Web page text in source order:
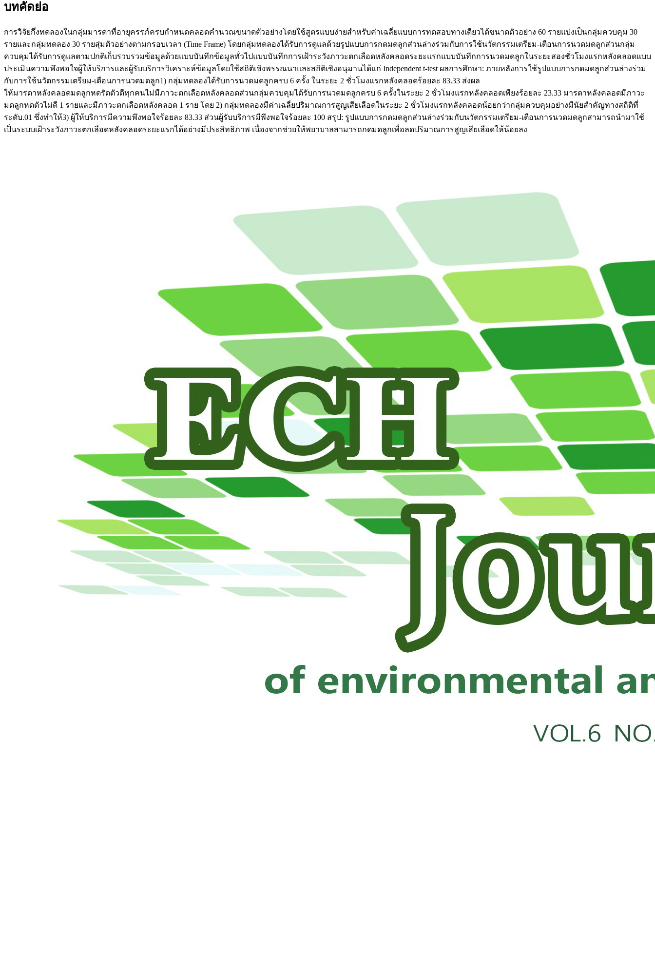
บทคัดย่อ
การวิจัยกึ่งทดลองในกลุ่มมารดาที่อายุครรภ์ครบกำหนดคลอดคำนวณขนาดตัวอย่างโดยใช้สูตรแบบง่ายสำหรับค่าเฉลี่ยแบบการทดสอบทางเดียวได้ขนาดตัวอย่าง 60 รายแบ่งเป็นกลุ่มควบคุม 30
รายและกลุ่มทดลอง 30 รายสุ่มตัวอย่างตามกรอบเวลา (Time Frame) โดยกลุ่มทดลองได้รับการดูแลด้วยรูปแบบการกดมดลูกส่วนล่างร่วมกับการใช้นวัตกรรมเตรียม-เตือนการนวดมดลูกส่วนกลุ่ม
ควบคุมได้รับการดูแลตามปกติเก็บรวบรวมข้อมูลด้วยแบบบันทึกข้อมูลทั่วไปแบบบันทึกการเฝ้าระวังภาวะตกเลือดหลังคลอดระยะแรกแบบบันทึกการนวดมดลูกในระยะสองชั่วโมงแรกหลังคลอดแบบ
ประเมินความพึงพอใจผู้ให้บริการและผู้รับบริการวิเคราะห์ข้อมูลโดยใช้สถิติเชิงพรรณนาและสถิติเชิงอนุมานได้แก่ Independent t-test ผลการศึกษา: ภายหลังการใช้รูปแบบการกดมดลูกส่วนล่างร่วม
กับการใช้นวัตกรรมเตรียม-เตือนการนวดมดลูก1) กลุ่มทดลองได้รับการนวดมดลูกครบ 6 ครั้ง ในระยะ 2 ชั่วโมงแรกหลังคลอดร้อยละ 83.33 ส่งผล
ให้มารดาหลังคลอดมดลูกหดรัดตัวดีทุกคนไม่มีภาวะตกเลือดหลังคลอดส่วนกลุ่มควบคุมได้รับการนวดมดลูกครบ 6 ครั้งในระยะ 2 ชั่วโมงแรกหลังคลอดเพียงร้อยละ 23.33 มารดาหลังคลอดมีภาวะ
มดลูกหดตัวไม่ดี 1 รายและมีภาวะตกเลือดหลังคลอด 1 ราย โดย 2) กลุ่มทดลองมีค่าเฉลี่ยปริมาณการสูญเสียเลือดในระยะ 2 ชั่วโมงแรกหลังคลอดน้อยกว่ากลุ่มควบคุมอย่างมีนัยสำคัญทางสถิติที่
ระดับ.01 ซึ่งทำให้3) ผู้ให้บริการมีความพึงพอใจร้อยละ 83.33 ส่วนผู้รับบริการมีพึงพอใจร้อยละ 100 สรุป: รูปแบบการกดมดลูกส่วนล่างร่วมกับนวัตกรรมเตรียม-เตือนการนวดมดลูกสามารถนำมาใช้
เป็นระบบเฝ้าระวังภาวะตกเลือดหลังคลอดระยะแรกได้อย่างมีประสิทธิภาพ เนื่องจากช่วยให้พยาบาลสามารถกดมดลูกเพื่อลดปริมาณการสูญเสียเลือดให้น้อยลง